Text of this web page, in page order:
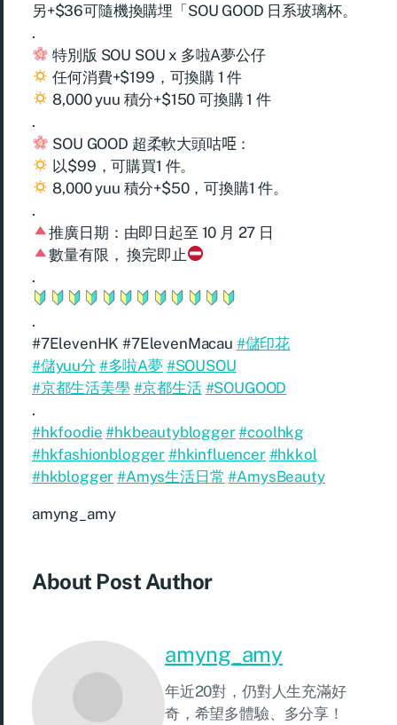
另+$36可隨機換購埋「SOU GOOD 日系玻璃杯。
.
特別版 SOU SOU x 多啦A夢公仔
任何消費+$199，可換購 1 件
8,000 yuu 積分+$150 可換購 1 件
.
SOU GOOD 超柔軟大頭咕𠱸：
以$99，可購買1 件。
8,000 yuu 積分+$50，可換購1 件。
.
推廣日期：由即日起至 10 月 27 日
數量有限， 換完即止
.
.
#7ElevenHK #7ElevenMacau #儲印花
#儲yuu分 #多啦A夢 #SOUSOU
#京都生活美學 #京都生活 #SOUGOOD
.
#hkfoodie #hkbeautyblogger #coolhkg
#hkfashionblogger #hkinfluencer #hkkol
#hkblogger #Amys生活日常 #AmysBeauty
amyng_amy
About Post Author
amyng_amy
年近20對，仍對人生充滿好
奇，希望多體驗、多分享！